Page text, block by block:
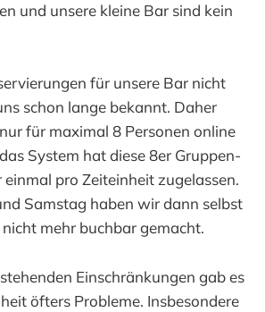
und unsere kleine Bar sind kein
für unsere Bar nicht
schon lange bekannt. Daher
für maximal 8 Personen online
System hat diese 8er Gruppen-
pro Zeiteinheit zugelassen.
Samstag haben wir dann selbst
mehr buchbar gemacht.
Einschränkungen gab es
öfters Probleme. Insbesondere